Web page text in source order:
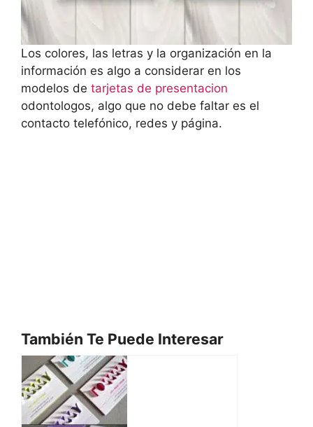
Los colores, las letras y la organización en la
información es algo a considerar en los
modelos de tarjetas de presentacion
odontologos, algo que no debe faltar es el
contacto telefónico, redes y página.
También Te Puede Interesar